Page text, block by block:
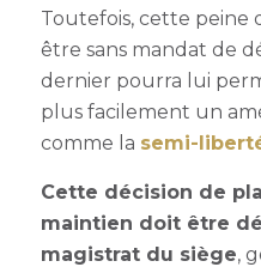
Toutefois, cette peine
être sans mandat de
dernier pourra lui
plus facilement un
comme la semi-
Cette décision de
maintien doit être
magistrat du siège,